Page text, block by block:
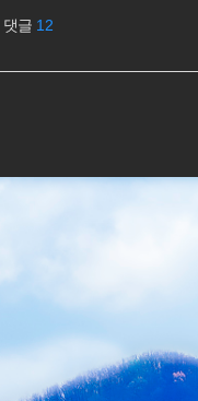
댓글 12